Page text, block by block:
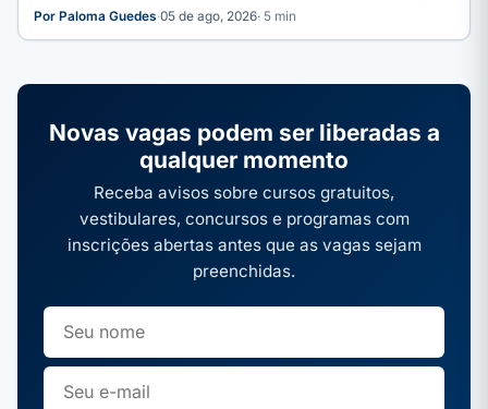
Por Paloma Guedes·05 de ago, 2026· 5 min
Novas vagas podem ser liberadas a
qualquer momento
Receba avisos sobre cursos gratuitos,
vestibulares, concursos e programas com
inscrições abertas antes que as vagas sejam
preenchidas.